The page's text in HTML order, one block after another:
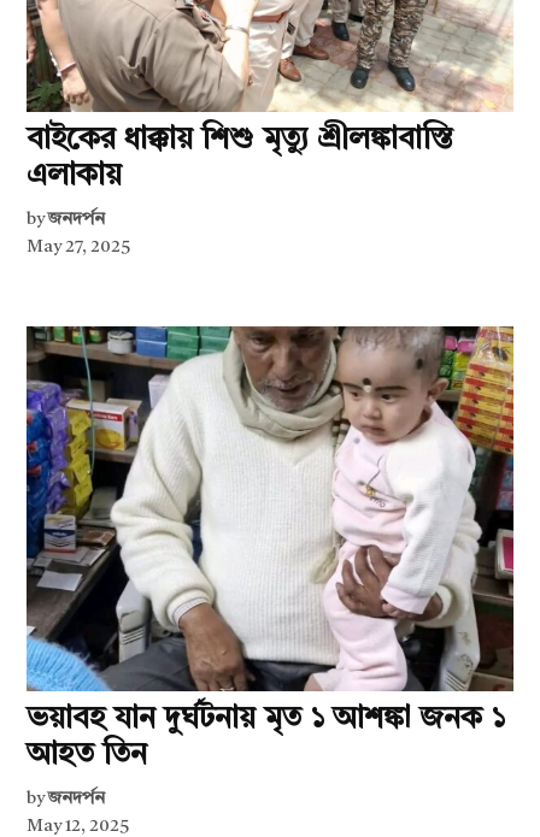
বাইকের ধাক্কায় শিশু মৃত্যু শ্রীলঙ্কাবাস্তি
এলাকায়
by জনদর্পন
May 27, 2025
ভয়াবহ যান দুর্ঘটনায় মৃত ১ আশঙ্কা জনক ১
আহত তিন
by জনদর্পন
May 12, 2025